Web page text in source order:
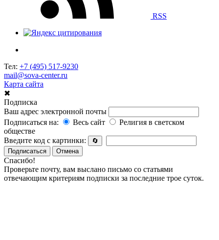
RSS
Тел: +7 (495) 517-9230
mail@sova-center.ru
Карта сайта
✖
Подписка
Ваш адрес электронной почты
Подписаться на:
Весь сайт
Религия в светском
обществе
Введите код с картинки:
🔄
Подписаться
Отмена
Спасибо!
Проверьте почту, вам выслано письмо со статьями
отвечающим критериям подписки за последние трое суток.